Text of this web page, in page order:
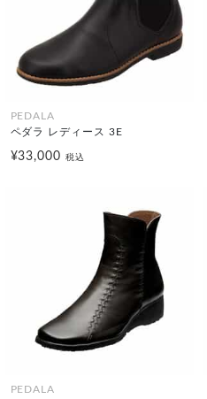
PEDALA
ペダラ レディース 3E
¥33,000税込
PEDALA